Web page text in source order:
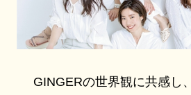
GINGERの世界観に共感し